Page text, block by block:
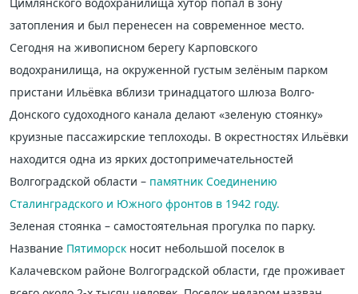
затопления и был перенесен на современное место.
Сегодня на живописном берегу Карповского
водохранилища, на окруженной густым зелёным парком
пристани Ильёвка вблизи тринадцатого шлюза Волго-
Донского судоходного канала делают «зеленую стоянку»
круизные пассажирские теплоходы. В окрестностях Ильёвки
находится одна из ярких достопримечательностей
Волгоградской области – памятник Соединению
Сталинградского и Южного фронтов в 1942 году.
Зеленая стоянка – самостоятельная прогулка по парку.
Название Пятиморск носит небольшой поселок в
Калачевском районе Волгоградской области, где проживает